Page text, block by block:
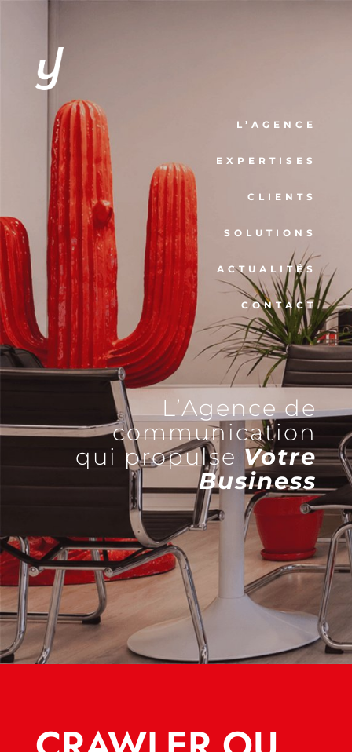
L’AGENCE
EXPERTISES
CLIENTS
SOLUTIONS
ACTUALITÉS
CONTACT
L’Agence de
communication
qui propulse Votre
Business